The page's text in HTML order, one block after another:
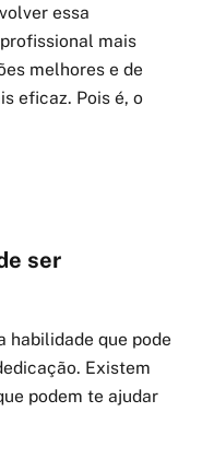
essa
mais
melhores e de
eficaz. Pois é, o
ser
habilidade que pode
Existem
podem te ajudar